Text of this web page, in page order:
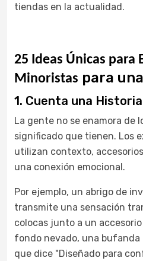
tiendas en la actualidad.
25 Ideas Únicas para
Minoristas para
1. Cuenta una
La gente no se enamora de
significado que tienen. Los
utilizan contexto,
una conexión emocional.
Por ejemplo, un abrigo de
transmite una sensación
colocas junto a un
fondo nevado, una
que dice "Diseñado para